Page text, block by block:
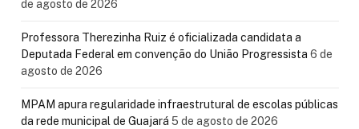
de agosto de 2026
Professora Therezinha Ruiz é oficializada candidata a
Deputada Federal em convenção do União Progressista 6 de
agosto de 2026
MPAM apura regularidade infraestrutural de escolas públicas
da rede municipal de Guajará 5 de agosto de 2026